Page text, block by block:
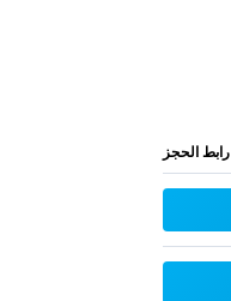
رابط الحجز